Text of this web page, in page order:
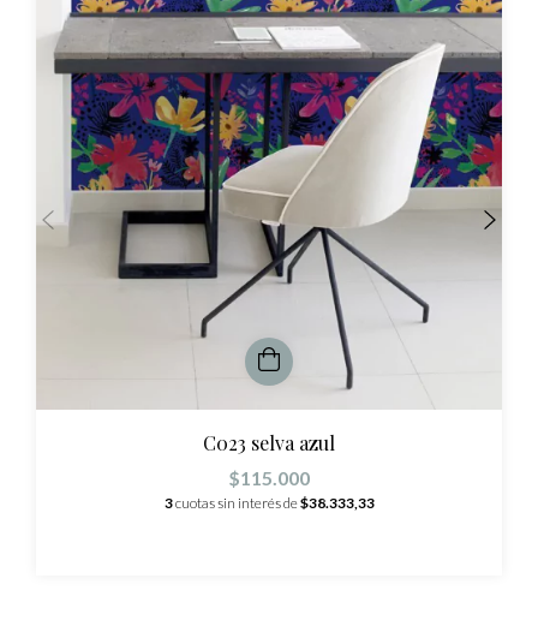
C023 selva azul
$115.000
3cuotas sin interés de$38.333,33